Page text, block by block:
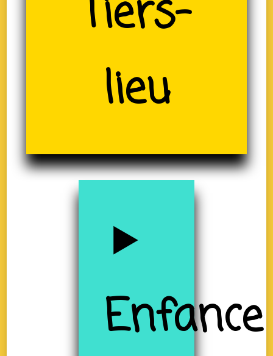
(19)
Tiers-
lieu
Enfance